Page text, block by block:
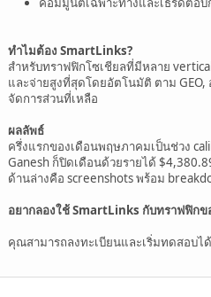
ทำไมต้อง SmartLinks?
สำหรับทราฟฟิกโซเชียลที่มีหลาย
และจ่ายสูงที่สุดโดยอัตโนมัติ ตาม
จัดการส่วนที่เหลือ
ผลลัพธ์
ครึ่งแรกของเดือนพฤษภาคมเป็นช่วง
Ganesh ก็ปิดเดือนด้วยรายได้
ด้านล่างคือ screenshots พร้อม
อยากลองใช้ SmartLinks กับทราฟฟิกข
คุณสามารถลงทะเบียนและเริ่มทดสอบได้